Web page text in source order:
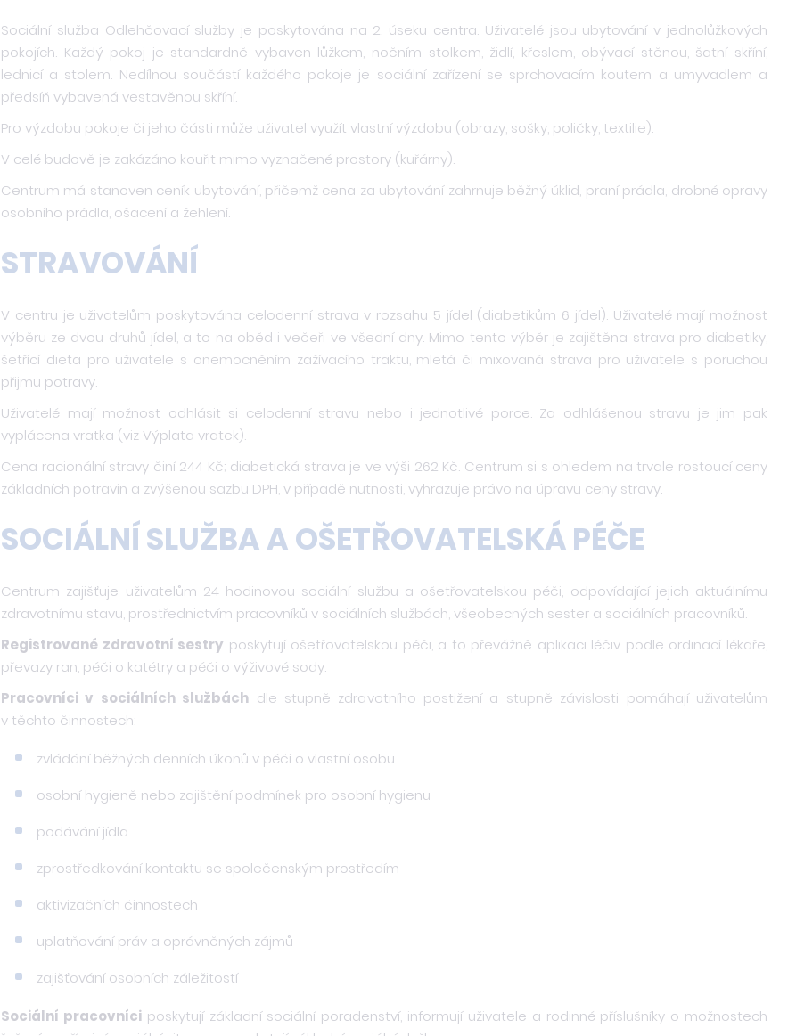
Sociální služba Odlehčovací služby je poskytována na 2. úseku centra. Uživatelé jsou ubytování v jednolůžkových
pokojích. Každý pokoj je standardně vybaven lůžkem, nočním stolkem, židlí, křeslem, obývací stěnou, šatní skříní,
lednicí a stolem. Nedílnou součástí každého pokoje je sociální zařízení se sprchovacím koutem a umyvadlem a
předsíň vybavená vestavěnou skříní.
Pro výzdobu pokoje či jeho části může uživatel využít vlastní výzdobu (obrazy, sošky, poličky, textilie).
V celé budově je zakázáno kouřit mimo vyznačené prostory (kuřárny).
Centrum má stanoven ceník ubytování, přičemž cena za ubytování zahrnuje běžný úklid, praní prádla, drobné opravy
osobního prádla, ošacení a žehlení.
STRAVOVÁNÍ
V centru je uživatelům poskytována celodenní strava v rozsahu 5 jídel (diabetikům 6 jídel). Uživatelé mají možnost
výběru ze dvou druhů jídel, a to na oběd i večeři ve všední dny. Mimo tento výběr je zajištěna strava pro diabetiky,
šetřící dieta pro uživatele s onemocněním zažívacího traktu, mletá či mixovaná strava pro uživatele s poruchou
přijmu potravy.
Uživatelé mají možnost odhlásit si celodenní stravu nebo i jednotlivé porce. Za odhlášenou stravu je jim pak
vyplácena vratka (viz Výplata vratek).
Cena racionální stravy činí 244 Kč; diabetická strava je ve výši 262 Kč. Centrum si s ohledem na trvale rostoucí ceny
základních potravin a zvýšenou sazbu DPH, v případě nutnosti, vyhrazuje právo na úpravu ceny stravy.
SOCIÁLNÍ SLUŽBA A OŠETŘOVATELSKÁ PÉČE
Centrum zajišťuje uživatelům 24 hodinovou sociální službu a ošetřovatelskou péči, odpovídající jejich aktuálnímu
zdravotnímu stavu, prostřednictvím pracovníků v sociálních službách, všeobecných sester a sociálních pracovníků.
Registrované zdravotní sestry poskytují ošetřovatelskou péči, a to převážně aplikaci léčiv podle ordinací lékaře,
převazy ran, péči o katétry a péči o výživové sody.
Pracovníci v sociálních službách dle stupně zdravotního postižení a stupně závislosti pomáhají uživatelům
v těchto činnostech:
zvládání běžných denních úkonů v péči o vlastní osobu
osobní hygieně nebo zajištění podmínek pro osobní hygienu
podávání jídla
zprostředkování kontaktu se společenským prostředím
aktivizačních činnostech
uplatňování práv a oprávněných zájmů
zajišťování osobních záležitostí
Sociální pracovníciposkytují základní sociální poradenství, informují uživatele a rodinné příslušníky o možnostech